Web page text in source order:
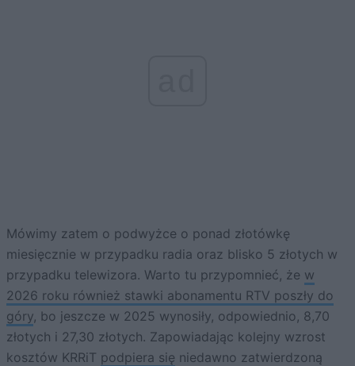
Mówimy zatem o podwyżce o ponad złotówkę
miesięcznie w przypadku radia oraz blisko 5 złotych w
przypadku telewizora. Warto tu przypomnieć, że w
2026 roku również stawki abonamentu RTV poszły do
góry, bo jeszcze w 2025 wynosiły, odpowiednio, 8,70
złotych i 27,30 złotych. Zapowiadając kolejny wzrost
kosztów KRRiT podpiera się niedawno zatwierdzoną